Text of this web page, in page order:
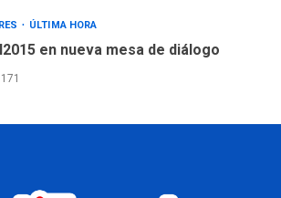
ÚLTIMA HORA
en nueva mesa de diálogo
171